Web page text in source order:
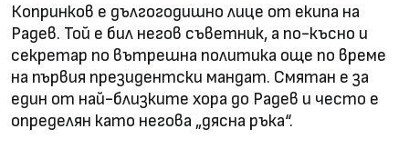
Копринков е дългогодишно лице от екипа на
Радев. Той е бил негов съветник, а по-късно и
секретар по вътрешна политика още по време
на първия президентски мандат. Смятан е за
един от най-близките хора до Радев и често е
определян като негова „дясна ръка“.